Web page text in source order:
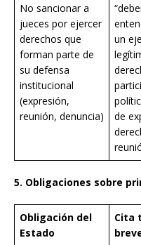
No sancionar a
jueces por ejercer
derechos que
forman parte de
su defensa
institucional
(expresión,
reunión, denuncia)
un
de
5. Obligaciones sobre
Obligación del
Estado
Cita